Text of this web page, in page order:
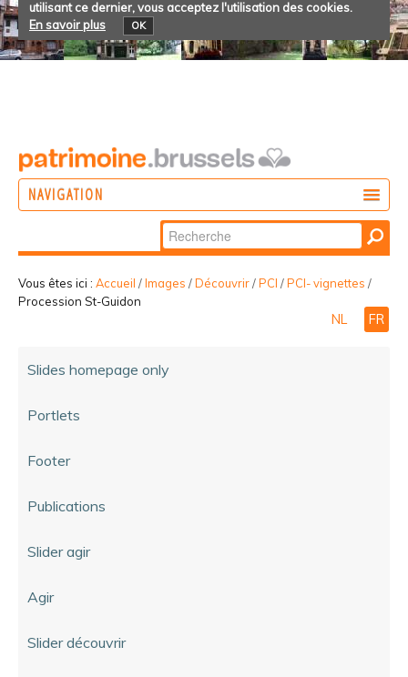
utilisant ce dernier, vous acceptez l'utilisation des cookies.
En savoir plus
OK
NAVIGATION
PARTICIPER
Chercher par
Recherche
avancée…
Vous êtes ici : Accueil /Images /Découvrir/PCI /PCI- vignettes /
Procession St-Guidon
NL FR
Slides homepage only
Portlets
Footer
Publications
Slider agir
Agir
Slider découvrir